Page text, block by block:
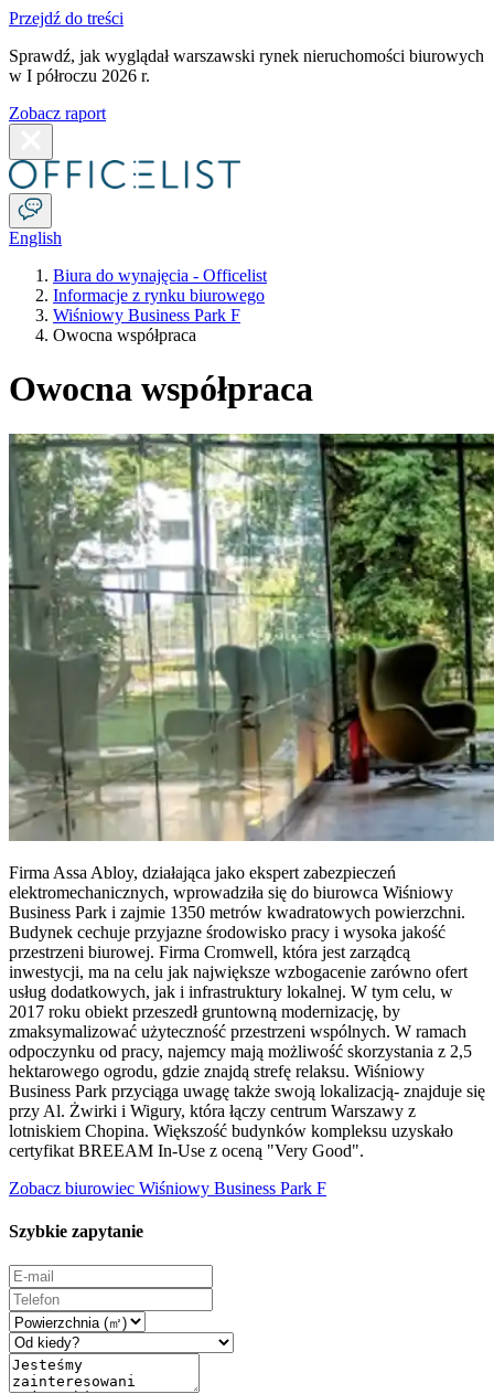
Przejdź do treści
Sprawdź, jak wyglądał warszawski rynek nieruchomości biurowych
w I półroczu 2026 r.
Zobacz raport
English
Biura do wynajęcia - Officelist
Informacje z rynku biurowego
Wiśniowy Business Park F
Owocna współpraca
Owocna współpraca
Firma Assa Abloy, działająca jako ekspert zabezpieczeń
elektromechanicznych, wprowadziła się do biurowca Wiśniowy
Business Park i zajmie 1350 metrów kwadratowych powierzchni.
Budynek cechuje przyjazne środowisko pracy i wysoka jakość
przestrzeni biurowej. Firma Cromwell, która jest zarządcą
inwestycji, ma na celu jak największe wzbogacenie zarówno ofert
usług dodatkowych, jak i infrastruktury lokalnej. W tym celu, w
2017 roku obiekt przeszedł gruntowną modernizację, by
zmaksymalizować użyteczność przestrzeni wspólnych. W ramach
odpoczynku od pracy, najemcy mają możliwość skorzystania z 2,5
hektarowego ogrodu, gdzie znajdą strefę relaksu. Wiśniowy
Business Park przyciąga uwagę także swoją lokalizacją- znajduje się
przy Al. Żwirki i Wigury, która łączy centrum Warszawy z
lotniskiem Chopina. Większość budynków kompleksu uzyskało
certyfikat BREEAM In-Use z oceną "Very Good".
Zobacz biurowiec Wiśniowy Business Park F
Szybkie zapytanie